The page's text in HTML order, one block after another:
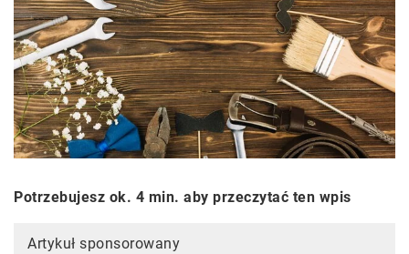
Potrzebujesz ok. 4 min. aby przeczytać ten wpis
Artykuł sponsorowany